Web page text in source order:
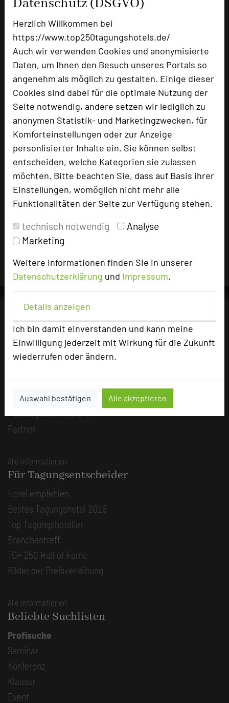
Datenschutz (DSGVO)
Herzlich Willkommen bei
https://www.top250tagungshotels.de/
Auch wir verwenden Cookies und anonymisierte
Daten, um Ihnen den Besuch unseres Portals so
angenehm als möglich zu gestalten. Einige dieser
Cookies sind dabei für die optimale Nutzung der
Seite notwendig, andere setzen wir lediglich zu
anonymen Statistik- und Marketingzwecken, für
Komforteinstellungen oder zur Anzeige
personlisierter Inhalte ein. Sie können selbst
entscheiden, welche Kategorien sie zulassen
möchten. Bitte beachten Sie, dass auf Basis ihrer
Einstellungen, womöglich nicht mehr alle
Funktionalitäten der Seite zur Verfügung stehen.
technisch notwendig
Analyse
Marketing
Weitere Informationen finden Sie in unserer
Datenschutzerklärung und Impressum.
Details anzeigen
Ich bin damit einverstanden und kann meine
Einwilligung jederzeit mit Wirkung für die Zukunft
wiederrufen oder ändern.
Auswahl bestätigen Alle akzeptieren
Doppelzimmer
Besonders geeignet für
Seminar, Konferenz, Klausur, Event
1189 Seiten dieses Hotels wurden in den
vergangenen 30 Tagen auf diesem Portal
aufgerufen.
Impressum zum Hotel
Hotels die Nutzungsrechte für dieses Portal eingeräumt
und sind dafür verantwortlich.
Die Idee
Über uns
Kategorie
Team
Herausgeber & Autoren
Partner
Alle Informationen
Für Tagungsentscheider
Hotel empfehlen
Bestes Tagungshotel 2026
Top Tagungshotelier
Branchentreff
TOP 250 Hall of Fame
Bilder der Preisverleihung
Alle Informationen
Beliebte Suchlisten
Profisuche
Seminar
Konferenz
Klausur
Event